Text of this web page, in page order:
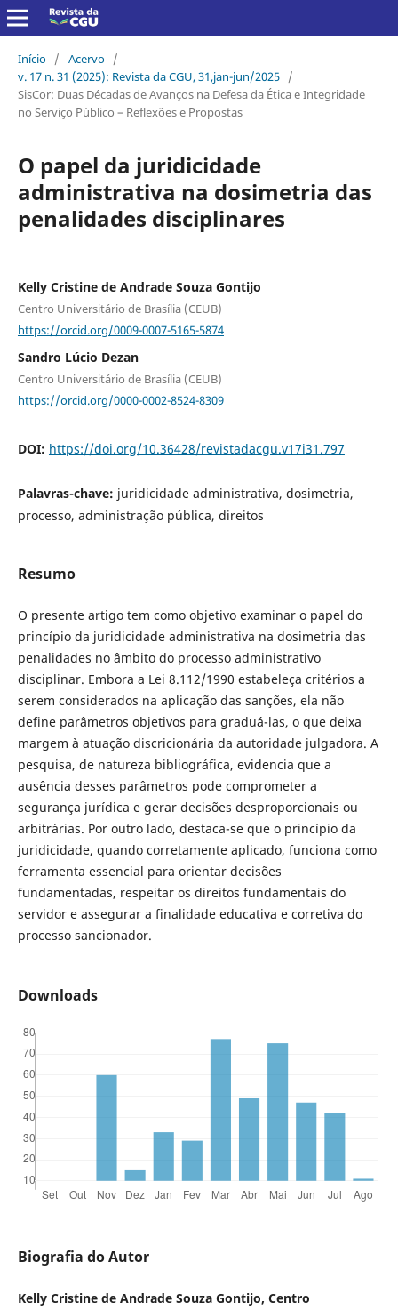
Início / Acervo /
v. 17 n. 31 (2025): Revista da CGU, 31,jan-jun/2025 /
SisCor: Duas Décadas de Avanços na Defesa da Ética e Integridade
no Serviço Público – Reflexões e Propostas
O papel da juridicidade
administrativa na dosimetria das
penalidades disciplinares
Kelly Cristine de Andrade Souza Gontijo
Centro Universitário de Brasília (CEUB)
https://orcid.org/0009-0007-5165-5874
Sandro Lúcio Dezan
Centro Universitário de Brasília (CEUB)
https://orcid.org/0000-0002-8524-8309
DOI: https://doi.org/10.36428/revistadacgu.v17i31.797
Palavras-chave: juridicidade administrativa, dosimetria,
processo, administração pública, direitos
Resumo
O presente artigo tem como objetivo examinar o papel do
princípio da juridicidade administrativa na dosimetria das
penalidades no âmbito do processo administrativo
disciplinar. Embora a Lei 8.112/1990 estabeleça critérios a
serem considerados na aplicação das sanções, ela não
define parâmetros objetivos para graduá-las, o que deixa
margem à atuação discricionária da autoridade julgadora. A
pesquisa, de natureza bibliográfica, evidencia que a
ausência desses parâmetros pode comprometer a
segurança jurídica e gerar decisões desproporcionais ou
arbitrárias. Por outro lado, destaca-se que o princípio da
juridicidade, quando corretamente aplicado, funciona como
ferramenta essencial para orientar decisões
fundamentadas, respeitar os direitos fundamentais do
servidor e assegurar a finalidade educativa e corretiva do
processo sancionador.
Downloads
Biografia do Autor
Kelly Cristine de Andrade Souza Gontijo, Centro